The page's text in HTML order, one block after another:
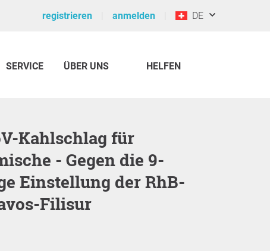
registrieren anmelden DE
SERVICE ÜBER UNS HELFEN
- Gegen die 9-
Einstellung der RhB-
Filisur